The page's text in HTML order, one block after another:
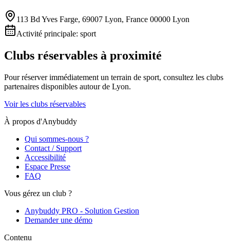
113 Bd Yves Farge, 69007 Lyon, France 00000 Lyon
Activité principale: sport
Clubs réservables à proximité
Pour réserver immédiatement un terrain de sport, consultez les clubs
partenaires disponibles autour de Lyon.
Voir les clubs réservables
À propos d'Anybuddy
Qui sommes-nous ?
Contact / Support
Accessibilité
Espace Presse
FAQ
Vous gérez un club ?
Anybuddy PRO - Solution Gestion
Demander une démo
Contenu